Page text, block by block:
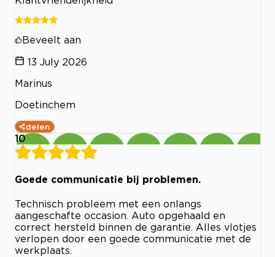
Beveelt aan
13 July 2026
Marinus
Doetinchem
delen
10
Goede communicatie bij problemen.
Technisch probleem met een onlangs
aangeschafte occasion. Auto opgehaald en
correct hersteld binnen de garantie. Alles vlotjes
verlopen door een goede communicatie met de
werkplaats.